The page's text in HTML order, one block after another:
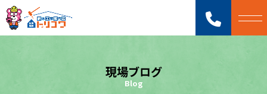
現場ブログ
Blog